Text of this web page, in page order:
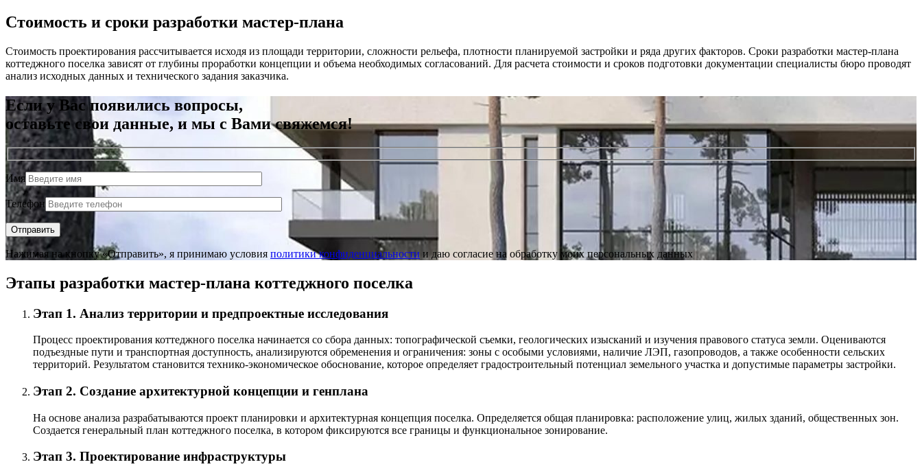
Стоимость и сроки разработки мастер-плана
Стоимость проектирования рассчитывается исходя из площади территории, сложности рельефа, плотности планируемой застройки и ряда других факторов. Сроки разработки мастер-плана
коттеджного поселка зависят от глубины проработки концепции и объема необходимых согласований. Для расчета стоимости и сроков подготовки документации специалисты бюро проводят
анализ исходных данных и технического задания заказчика.
Если у Вас появились вопросы,
оставьте свои данные, и мы с Вами свяжемся!
Имя
Телефон
Нажимая на кнопку «Отправить», я принимаю условия политики конфиденциальности и даю согласие на обработку моих персональных данных
Этапы разработки мастер-плана коттеджного поселка
Этап 1. Анализ территории и предпроектные исследования
Процесс проектирования коттеджного поселка начинается со сбора данных: топографической съемки, геологических изысканий и изучения правового статуса земли. Оцениваются
подъездные пути и транспортная доступность, анализируются обременения и ограничения: зоны с особыми условиями, наличие ЛЭП, газопроводов, а также особенности сельских
территорий. Результатом становится технико-экономическое обоснование, которое определяет градостроительный потенциал земельного участка и допустимые параметры застройки.
Этап 2. Создание архитектурной концепции и генплана
На основе анализа разрабатываются проект планировки и архитектурная концепция поселка. Определяется общая планировка: расположение улиц, жилых зданий, общественных зон.
Создается генеральный план коттеджного поселка, в котором фиксируются все границы и функциональное зонирование.
Этап 3. Проектирование инфраструктуры